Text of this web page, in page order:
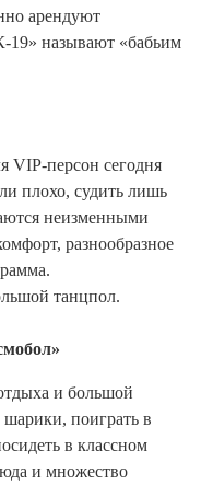
арендуют
19» называют «бабьим
VIP-персон сегодня
плохо, судить лишь
неизменными
разнообразное
танцпол.
и большой
поиграть в
в классном
и множество